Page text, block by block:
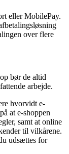
eller MobilePay.
over flere
bør de altid
arbejde.
hvorvidt e-
at e-shoppen
samt at online
til vilkårene.
udsættes for